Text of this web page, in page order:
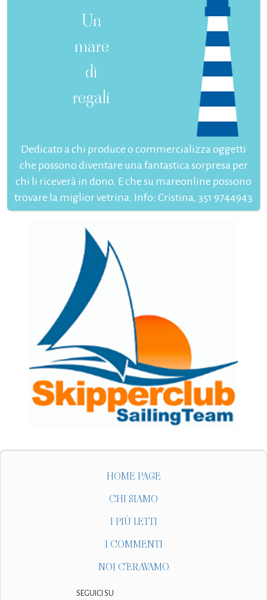
Un
mare
di
regali
Dedicato a chi produce o commercializza oggetti
che possono diventare una fantastica sorpresa per
chi li riceverà in dono. E che su mareonline possono
trovare la miglior vetrina. Info: Cristina, 351 9744943
HOME PAGE
CHI SIAMO
I PIÙ LETTI
I COMMENTI
NOI C'ERAVAMO
SEGUICI SU